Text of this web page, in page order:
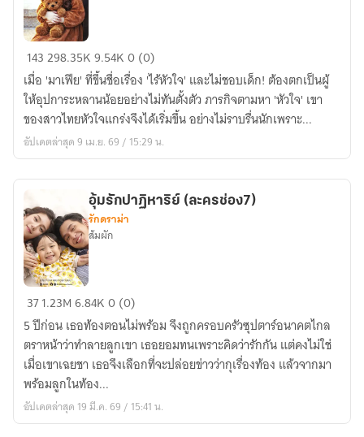
ตรง
นี้(ที่)หัวใจ
143298.35K9.54K0 (0)
เมื่อ 'มาเฟีย' ที่ขึ้นชื่อเรื่อง 'ไร้หัวใจ' และไม่ชอบเด็ก! ต้องตกเป็นผู้
ให้อุปการะหลานน้อยอย่างไม่ทันตั้งตัว ภารกิจตามหา 'หัวใจ' เขา
ของสาวไทยหัวใจแกร่งจึงได้เริ่มขึ้น อย่างไม่ราบรื่นนักเพราะ...
อัปเดตล่าสุด 9 เม.ย. 69 / 15:29 น.
อุ้ม
รัก
ปาฏิหาริย์
(ละคร
ช่อง7)
อุ้มรักปาฏิหาริย์ (ละครช่อง7)
รักดราม่า
ส้มผัก
371.23M6.84K0 (0)
5 ปีก่อน เธอท้องตอนไม่พร้อม จึงถูกครอบครัวซุปตาร์อนาคตไกล
ตราหน้าว่าทำลายลูกเขา เธอยอมทนเพราะคิดว่ารักกัน แต่คงไม่ใช่
เมื่อเขาเฉยชา เธอจึงเลือกที่จะปล่อยข่าวว่ากุเรื่องท้อง แล้วจากมา
พร้อมลูกในท้อง...
อัปเดตล่าสุด 19 มี.ค. 69 / 15:41 น.